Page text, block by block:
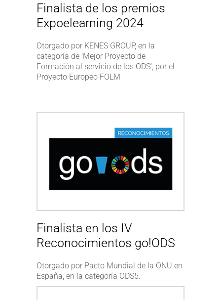
Finalista de los premios
Expoelearning 2024
Otorgado por KENES GROUP, en la
categoría de ‘Mejor Proyecto de
Formación al servicio de los ODS’, por el
Proyecto Europeo FOLM
Finalista en los IV
Reconocimientos go!ODS
Otorgado por Pacto Mundial de la ONU en
España, en la categoría ODS5.